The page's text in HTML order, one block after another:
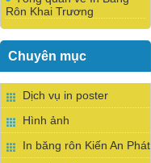
Rôn Khai Trương
Chuyên mục
Dịch vụ in poster
Hình ảnh
In băng rôn Kiến An Phát